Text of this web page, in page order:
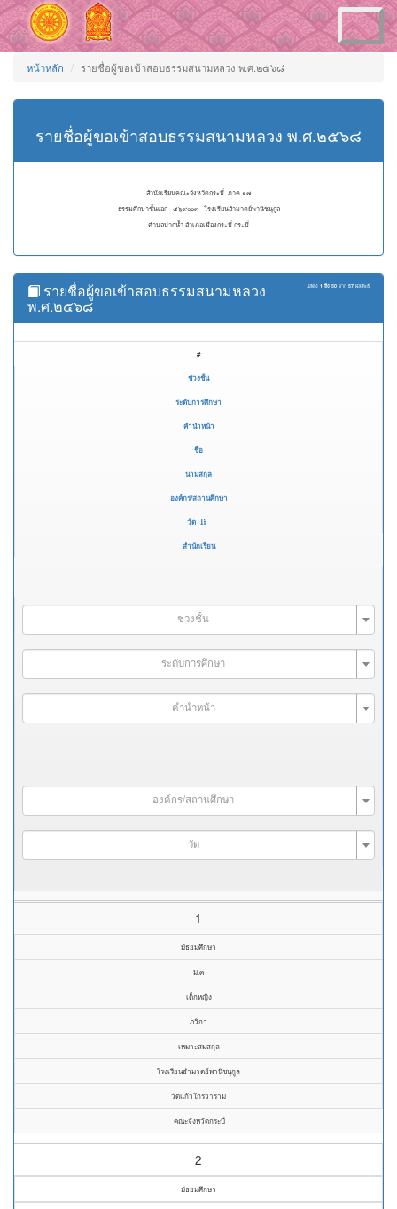
Toggle
navigation
หน้าหลัก รายชื่อผู้ขอเข้าสอบธรรมสนามหลวง พ.ศ.๒๕๖๘
รายชื่อผู้ขอเข้าสอบธรรมสนามหลวง พ.ศ.๒๕๖๘
สำนักเรียนคณะจังหวัดกระบี่ ภาค ๑๗
ธรรมศึกษาชั้นเอก - ๕๖๙๐๐๓ - โรงเรียนอำมาตย์พานิชนุกูล
ตำบลปากน้ำ อำเภอเมืองกระบี่ กระบี่
แสดง 1 ถึง 50 จาก 57 ผลลัพธ์
รายชื่อผู้ขอเข้าสอบธรรมสนามหลวง
พ.ศ.๒๕๖๘
#
ช่วงชั้น
ระดับการศึกษา
คำนำหน้า
ชื่อ
นามสกุล
องค์กร/สถานศึกษา
วัด
สำนักเรียน
ช่วงชั้น
ระดับการศึกษา
คำนำหน้า
องค์กร/สถานศึกษา
วัด
1
มัธยมศึกษา
ม.๓
เด็กหญิง
ภวิกา
เหมาะสมสกุล
โรงเรียนอำมาตย์พานิชนุกูล
วัดแก้วโกรวาราม
คณะจังหวัดกระบี่
2
มัธยมศึกษา